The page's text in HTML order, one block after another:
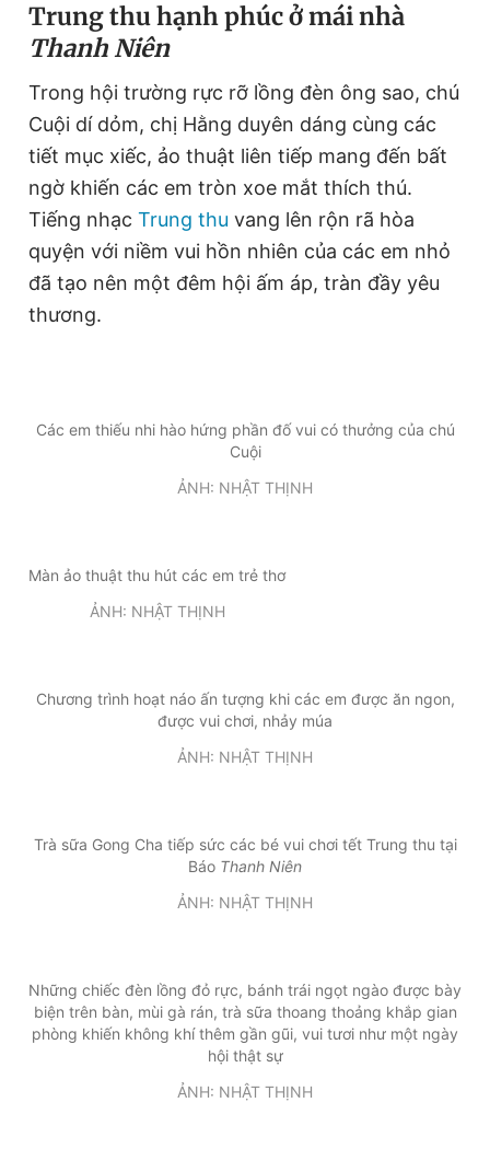
Trung thu hạnh phúc ở mái nhà
Thanh Niên
Trong hội trường rực rỡ lồng đèn ông sao, chú
Cuội dí dỏm, chị Hằng duyên dáng cùng các
tiết mục xiếc, ảo thuật liên tiếp mang đến bất
ngờ khiến các em tròn xoe mắt thích thú.
Tiếng nhạc Trung thu vang lên rộn rã hòa
quyện với niềm vui hồn nhiên của các em nhỏ
đã tạo nên một đêm hội ấm áp, tràn đầy yêu
thương.
Các em thiếu nhi hào hứng phần đố vui có thưởng của chú
Cuội
ẢNH: NHẬT THỊNH
Màn ảo thuật thu hút các em trẻ thơ
ẢNH: NHẬT THỊNH
Chương trình hoạt náo ấn tượng khi các em được ăn ngon,
được vui chơi, nhảy múa
ẢNH: NHẬT THỊNH
Trà sữa Gong Cha tiếp sức các bé vui chơi tết Trung thu tại
Báo Thanh Niên
ẢNH: NHẬT THỊNH
Những chiếc đèn lồng đỏ rực, bánh trái ngọt ngào được bày
biện trên bàn, mùi gà rán, trà sữa thoang thoảng khắp gian
phòng khiến không khí thêm gần gũi, vui tươi như một ngày
hội thật sự
ẢNH: NHẬT THỊNH